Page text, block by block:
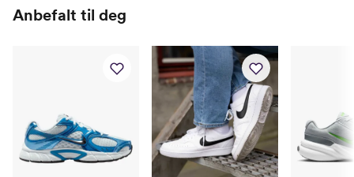
40 25
6.5 7.5
7 8
7.5 8.5
42.5 27 8 9
43 27.5 8.5 9.5
Anbefalt til deg